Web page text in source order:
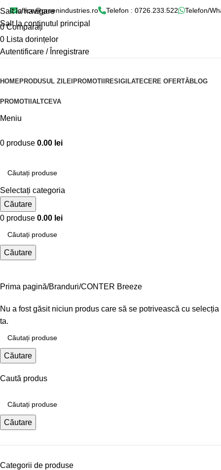
Salt la navigare
Salt la conținutul principal
office@greenindustries.ro Telefon : 0726.233.522 Telefon/
0 Comparați
0 Lista dorințelor
Autentificare / Înregistrare
HOMEPRODUSUL ZILEIPROMOTIIRESIGILATECERE OFERTĂBLOG
PROMOTII ALTCEVA
Meniu
0 produse 0.00 lei
Selectați categoria
Căutare
0 produse 0.00 lei
Căutare
Prima pagină Branduri CONTER Breeze
Nu a fost găsit niciun produs care să se potrivească cu selecția
ta.
Căutare
Caută produs
Căutare
Categorii de produse